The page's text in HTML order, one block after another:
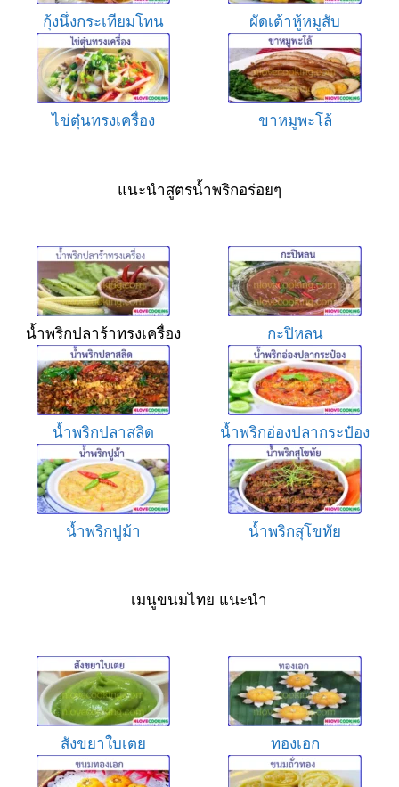
กุ้งนึ่งกระเทียมโทน ผัดเต้าหู้หมูสับ
ไข่ตุ๋นทรงเครื่อง ขาหมูพะโล้
แนะนำสูตรน้ำพริกอร่อยๆ
น้ำพริกปลาร้าทรงเครื่อง กะปิหลน
น้ำพริกปลาสลิด น้ำพริกอ่องปลากระป๋อง
น้ำพริกปูม้า น้ำพริกสุโขทัย
เมนูขนมไทย แนะนำ
สังขยาใบเตย ทองเอก